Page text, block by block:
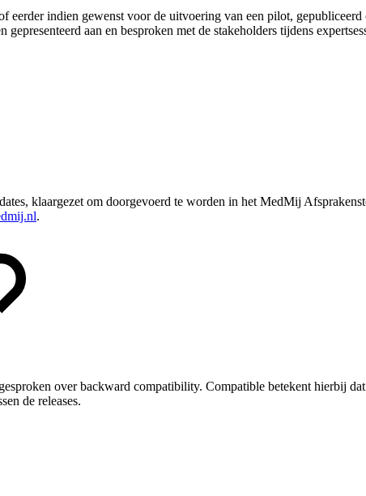
eerder indien gewenst voor de uitvoering van een pilot, gepubliceerd
aan en besproken met de stakeholders tijdens
klaargezet om doorgevoerd te worden in het MedMij
.
over backward compatibility. Compatible betekent hierbij
de releases.